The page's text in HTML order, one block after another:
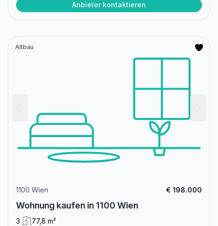
Anbieter kontaktieren
Altbau
1100 Wien € 198.000
Wohnung kaufen in 1100 Wien
3
77,8 m²